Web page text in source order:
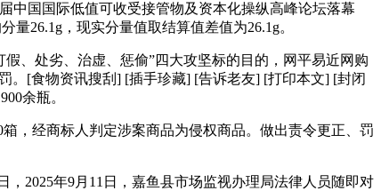
中国国际低值可收受接管物及资本化操纵高峰论坛落幕
26.1g，现实分量值取结算值差值为26.1g。
、处劣、治虚、惩偷”四大攻坚标的目的，网平易近网购
。[食物资讯搜刮] [插手珍藏] [告诉老友] [打印本文] [封闭
余瓶。
，经商标人判定涉案商品为侵权商品。做出责令更正、罚
2025年9月11日，嘉鱼县市场监视办理局法律人员随即对